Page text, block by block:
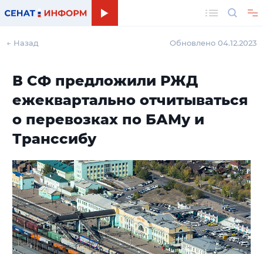
← Назад Обновлено 04.12.2023
В СФ предложили РЖД
ежеквартально отчитываться
о перевозках по БАМу и
Транссибу